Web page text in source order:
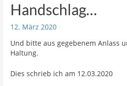
Handschlag…
12. März 2020
Und bitte aus gegebenem Anlass
Haltung.
Dies schrieb ich am 12.03.2020